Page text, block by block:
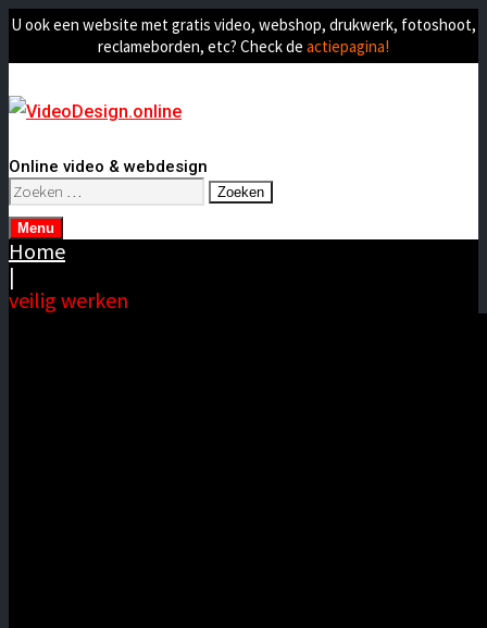
U ook een website met gratis video, webshop, drukwerk, fotoshoot,
reclameborden, etc? Check de actiepagina!
Online video & webdesign
Zoeken
naar:
Menu
Home
|
veilig werken